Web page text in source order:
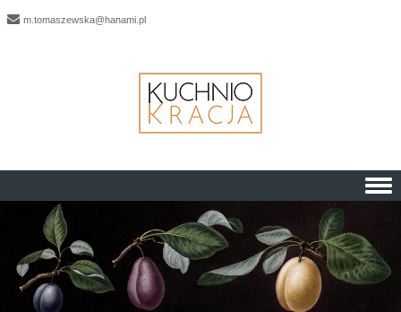
m.tomaszewska@hanami.pl
Skip to content